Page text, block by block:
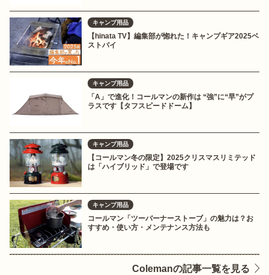
キャンプ用品
【hinata TV】編集部が惚れた！キャンプギア2025ベ
ストバイ
キャンプ用品
「A」で進化！コールマンの新作は “強”に“早”がプ
ラスです【タフスピードドーム】
キャンプ用品
【コールマン冬の限定】2025クリスマスリミテッド
は「ハイブリッド」で登場です
キャンプ用品
コールマン「ツーバーナーストーブ」の魅力は？お
すすめ・使い方・メンテナンス方法も
Colemanの記事一覧を見る